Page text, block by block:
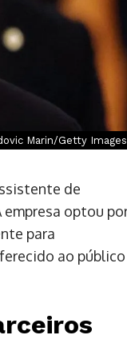
Marin/Getty Images
de
optou
para
ao público